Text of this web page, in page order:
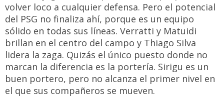
volver loco a cualquier defensa. Pero el potencial
del PSG no finaliza ahí, porque es un equipo
sólido en todas sus líneas. Verratti y Matuidi
brillan en el centro del campo y Thiago Silva
lidera la zaga. Quizás el único puesto donde no
marcan la diferencia es la portería. Sirigu es un
buen portero, pero no alcanza el primer nivel en
el que sus compañeros se mueven.